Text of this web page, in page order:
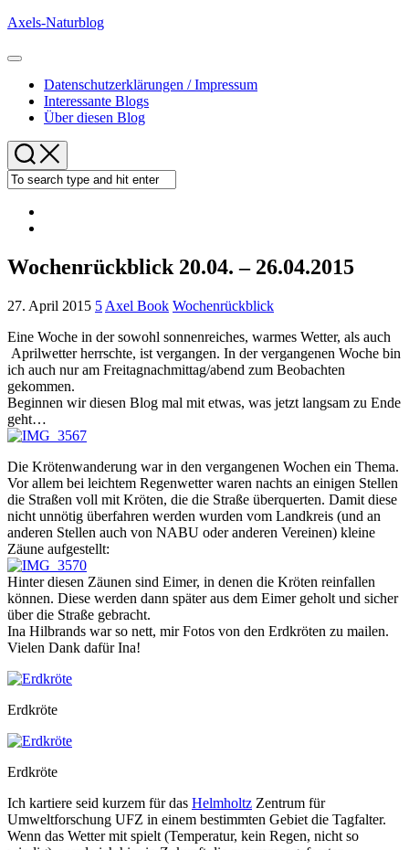
Skip
content
Axels-Naturblog
Expand
Datenschutzerklärungen / Impressum
Interessante Blogs
Über diesen Blog
Wochenrückblick 20.04. – 26.04.2015
27. April 2015 5 Axel Book Wochenrückblick
Eine Woche in der sowohl sonnenreiches, warmes Wetter, als auch
Aprilwetter herrschte, ist vergangen. In der vergangenen Woche bin
ich auch nur am Freitagnachmittag/abend zum Beobachten
gekommen.
Beginnen wir diesen Blog mal mit etwas, was jetzt langsam zu Ende
geht…
Die Krötenwanderung war in den vergangenen Wochen ein Thema.
Vor allem bei leichtem Regenwetter waren nachts an einigen Stellen
die Straßen voll mit Kröten, die die Straße überquerten. Damit diese
nicht unnötig überfahren werden wurden vom Landkreis (und an
anderen Stellen auch von NABU oder anderen Vereinen) kleine
Zäune aufgestellt:
Hinter diesen Zäunen sind Eimer, in denen die Kröten reinfallen
können. Diese werden dann später aus dem Eimer geholt und sicher
über die Straße gebracht.
Ina Hilbrands war so nett, mir Fotos von den Erdkröten zu mailen.
Vielen Dank dafür Ina!
Erdkröte
Erdkröte
Ich kartiere seid kurzem für das Helmholtz Zentrum für
Umweltforschung UFZ in einem bestimmten Gebiet die Tagfalter.
Wenn das Wetter mit spielt (Temperatur, kein Regen, nicht so